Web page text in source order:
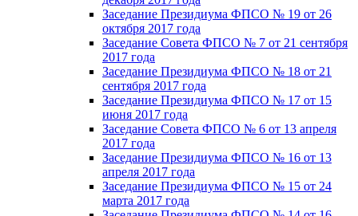
Заседание Президиума ФПСО № 19 от 26
октября 2017 года
Заседание Совета ФПСО № 7 от 21 сентября
2017 года
Заседание Президиума ФПСО № 18 от 21
сентября 2017 года
Заседание Президиума ФПСО № 17 от 15
июня 2017 года
Заседание Совета ФПСО № 6 от 13 апреля
2017 года
Заседание Президиума ФПСО № 16 от 13
апреля 2017 года
Заседание Президиума ФПСО № 15 от 24
марта 2017 года